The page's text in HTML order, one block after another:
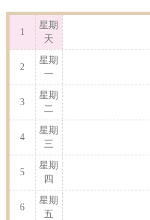
1
星期
天
2
星期
一
3
星期
二
4
星期
三
5
星期
四
6
星期
五